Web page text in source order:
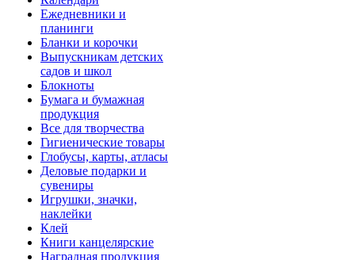
Ежедневники и
планинги
Бланки и корочки
Выпускникам детских
садов и школ
Блокноты
Бумага и бумажная
продукция
Все для творчества
Гигиенические товары
Глобусы, карты, атласы
Деловые подарки и
сувениры
Игрушки, значки,
наклейки
Клей
Книги канцелярские
Наградная продукция